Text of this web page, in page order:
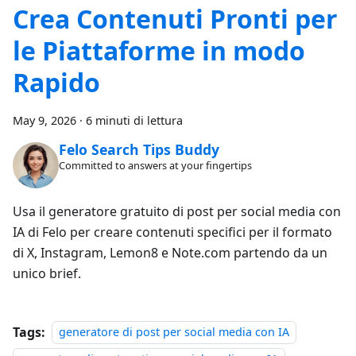
Crea Contenuti Pronti per
le Piattaforme in modo
Rapido
May 9, 2026 · 6 minuti di lettura
Felo Search Tips Buddy
Committed to answers at your fingertips
Usa il generatore gratuito di post per social media con
IA di Felo per creare contenuti specifici per il formato
di X, Instagram, Lemon8 e Note.com partendo da un
unico brief.
Tags:
generatore di post per social media con IA